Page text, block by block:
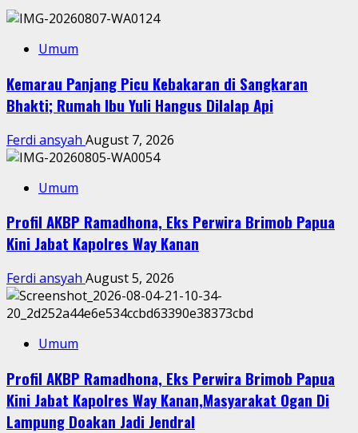
Umum
Kemarau Panjang Picu Kebakaran di Sangkaran
Bhakti; Rumah Ibu Yuli Hangus Dilalap Api
Ferdi ansyah August 7, 2026
Umum
Profil AKBP Ramadhona, Eks Perwira Brimob Papua
Kini Jabat Kapolres Way Kanan
Ferdi ansyah August 5, 2026
Umum
Profil AKBP Ramadhona, Eks Perwira Brimob Papua
Kini Jabat Kapolres Way Kanan,Masyarakat Ogan Di
Lampung Doakan Jadi Jendral